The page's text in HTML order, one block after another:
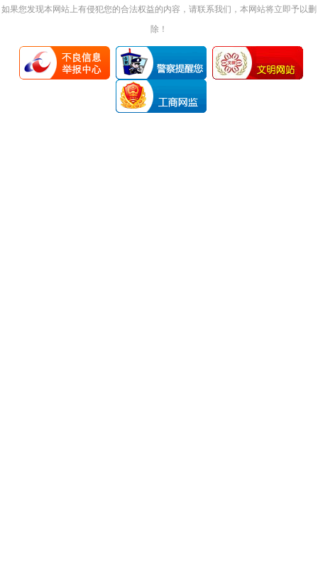
如果您发现本网站上有侵犯您的合法权益的内容，请联系我们，本网站将立即予以删
除！